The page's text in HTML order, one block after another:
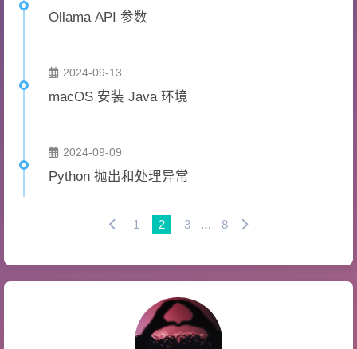
Ollama API 参数
2024-09-13
macOS 安装 Java 环境
2024-09-09
Python 抛出和处理异常
1 2 3 … 8